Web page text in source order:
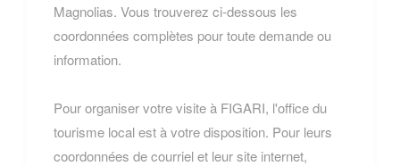
Magnolias. Vous trouverez ci-dessous les
coordonnées complètes pour toute demande ou
information.
Pour organiser votre visite à FIGARI, l'office du
tourisme local est à votre disposition. Pour leurs
coordonnées de courriel et leur site internet,